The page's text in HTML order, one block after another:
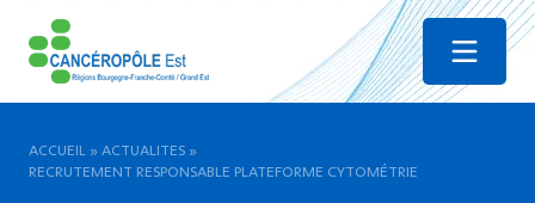
Menu
ACCUEIL » ACTUALITES »
RECRUTEMENT RESPONSABLE PLATEFORME CYTOMÉTRIE